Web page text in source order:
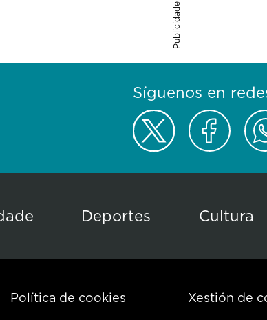
Publicidade
Síguenos en
Deportes Cultura
Política de cookies Xestión de